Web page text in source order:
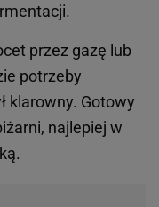
przez gazę lub
potrzeby
klarowny. Gotowy
najlepiej w